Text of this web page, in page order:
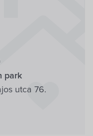
park
utca 76.